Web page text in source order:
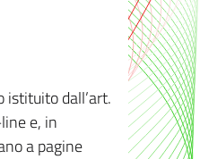
istituito dall’art.
e, in
a pagine